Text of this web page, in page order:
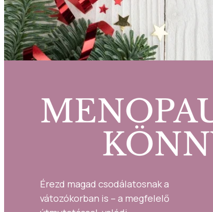
Érezd magad csodálatosnak a
vátozókorban is – a megfelelő